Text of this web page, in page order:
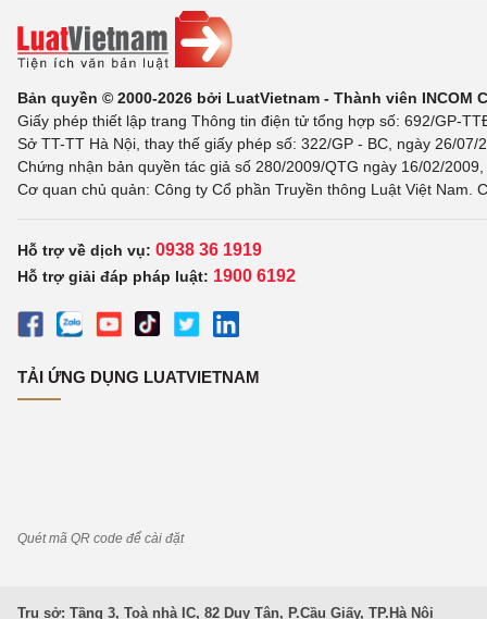
Bản quyền © 2000-2026 bởi LuatVietnam - Thành viên INCOM
Giấy phép thiết lập trang Thông tin điện tử tổng hợp số: 692/GP-
Sở TT-TT Hà Nội, thay thế giấy phép số: 322/GP - BC, ngày 26/
Chứng nhận bản quyền tác giả số 280/2009/QTG ngày 16/02/
Cơ quan chủ quản: Công ty Cổ phần Truyền thông Luật Việt Nam.
Hỗ trợ về dịch vụ: 0938 36 1919
Hỗ trợ giải đáp pháp luật: 1900 6192
TẢI ỨNG DỤNG LUATVIETNAM
Quét mã QR code để cài đặt
Trụ sở: Tầng 3, Toà nhà IC, 82 Duy Tân, P.Cầu Giấy, TP.Hà Nội